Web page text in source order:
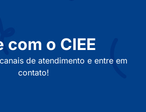
com o CIEE
de atendimento e entre em
contato!